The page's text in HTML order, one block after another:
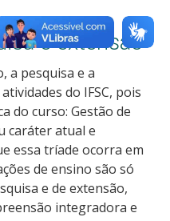
e extensão
a pesquisa e a
do IFSC, pois
do curso: Gestão de
caráter atual e
essa tríade ocorra em
de ensino são só
e de extensão,
integradora e